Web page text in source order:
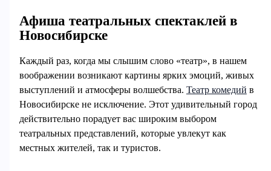
Афиша театральных спектаклей в
Новосибирске
Каждый раз, когда мы слышим слово «театр», в нашем
воображении возникают картины ярких эмоций, живых
выступлений и атмосферы волшебства. Театр комедий в
Новосибирске не исключение. Этот удивительный город
действительно порадует вас широким выбором
театральных представлений, которые увлекут как
местных жителей, так и туристов.